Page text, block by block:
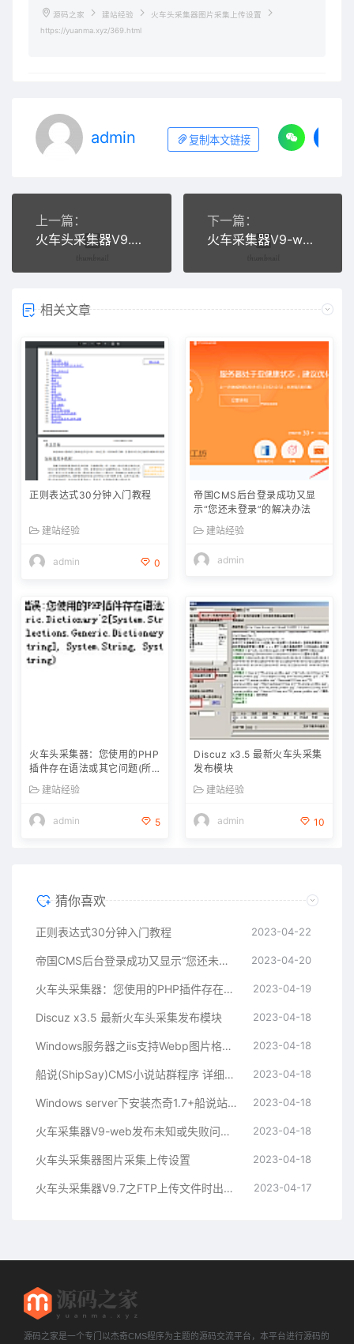
源码之家 建站经验
火车头采集器图片采集上传设置
https://yuanma.xyz/369.html
admin 复制本文链接
上一篇：
火车头采集器V9.7之FTP上传文件时出错550的解决方法
下一篇：
火车采集器V9-web发布未知或失败问题检查
相关文章
正则表达式30分钟入门教程
建站经验
admin 0
帝国CMS后台登录成功又显
示“您还未登录”的解决办法
建站经验
admin
火车头采集器：您使用的PHP
插件存在语法或其它问题(所
有PHP插件问题)Fatal error:
Call to undefined function
curl_init()
建站经验
admin 5
Discuz x3.5 最新火车头采集
发布模块
建站经验
admin 10
猜你喜欢
正则表达式30分钟入门教程 2023-04-22
帝国CMS后台登录成功又显示“您还未登录”的解决办法 2023-04-20
火车头采集器：您使用的PHP插件存在语法或其它问题(所有PHP插件问题)Fatal error: Call to undefined function curl_init() 2023-04-19
Discuz x3.5 最新火车头采集发布模块 2023-04-18
Windows服务器之iis支持Webp图片格式的方法 2023-04-18
船说(ShipSay)CMS小说站群程序 详细安装教程（图文） 2023-04-18
Windows server下安装杰奇1.7+船说站群+关关采集器教程 2023-04-18
火车采集器V9-web发布未知或失败问题检查 2023-04-18
火车头采集器图片采集上传设置 2023-04-18
火车头采集器V9.7之FTP上传文件时出错550的解决方法 2023-04-17
源码之家是一个专门以杰奇CMS程序为主题的源码交流平台，本平台进行源码的